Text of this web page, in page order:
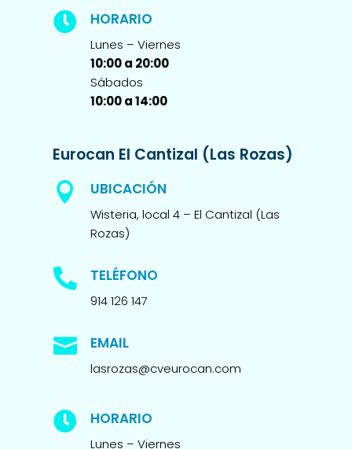
 HORARIO
Lunes – Viernes
10:00 a 20:00
Sábados
10:00 a 14:00
Eurocan El Cantizal (Las Rozas)
 UBICACIÓN
Wisteria, local 4 – El Cantizal (Las
Rozas)
 TELÉFONO
914 126 147
 EMAIL
lasrozas@cveurocan.com
 HORARIO
Lunes – Viernes